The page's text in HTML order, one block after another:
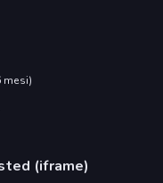
mesi)
(iframe)